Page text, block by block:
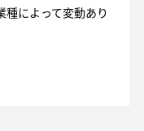
によって変動あり